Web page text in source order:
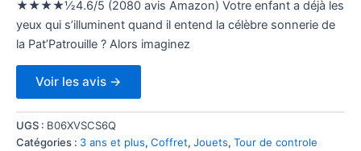
★★★★½4.6/5 (2080 avis Amazon) Votre enfant a déjà les
yeux qui s’illuminent quand il entend la célèbre sonnerie de
la Pat’Patrouille ? Alors imaginez
Voir les avis →
UGS : B06XVSCS6Q
Catégories : 3 ans et plus, Coffret, Jouets, Tour de controle